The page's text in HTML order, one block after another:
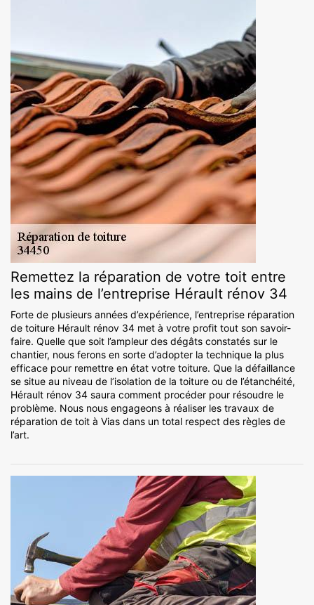
Remettez la réparation de votre toit entre
les mains de l’entreprise Hérault rénov 34
Forte de plusieurs années d’expérience, l’entreprise réparation
de toiture Hérault rénov 34 met à votre profit tout son savoir-
faire. Quelle que soit l’ampleur des dégâts constatés sur le
chantier, nous ferons en sorte d’adopter la technique la plus
efficace pour remettre en état votre toiture. Que la défaillance
se situe au niveau de l’isolation de la toiture ou de l’étanchéité,
Hérault rénov 34 saura comment procéder pour résoudre le
problème. Nous nous engageons à réaliser les travaux de
réparation de toit à Vias dans un total respect des règles de
l’art.